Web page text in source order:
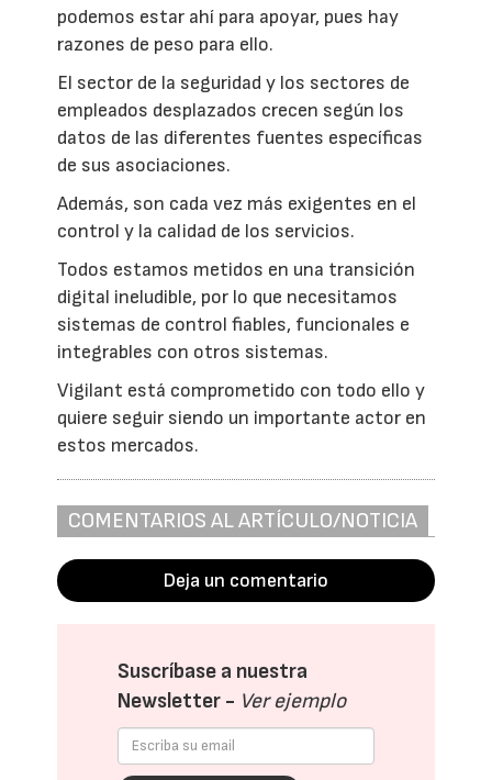
podemos estar ahí para apoyar, pues hay
razones de peso para ello.
El sector de la seguridad y los sectores de
empleados desplazados crecen según los
datos de las diferentes fuentes específicas
de sus asociaciones.
Además, son cada vez más exigentes en el
control y la calidad de los servicios.
Todos estamos metidos en una transición
digital ineludible, por lo que necesitamos
sistemas de control fiables, funcionales e
integrables con otros sistemas.
Vigilant está comprometido con todo ello y
quiere seguir siendo un importante actor en
estos mercados.
COMENTARIOS AL ARTÍCULO/NOTICIA
Deja un comentario
Suscríbase a nuestra
Newsletter - Ver ejemplo